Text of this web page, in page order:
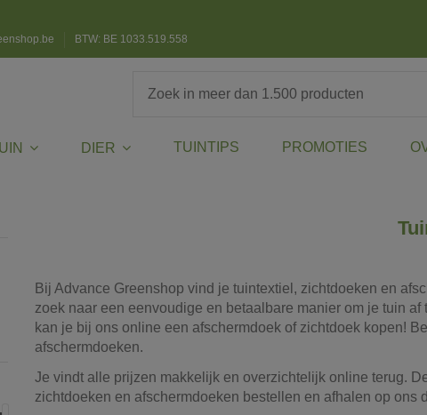
BTW: BE 1033.519.558
DIER TUINTIPS PROMOTIES
Bij Advance Greenshop vind je tuintextiel, zichtdoeken en
zoek naar een eenvoudige en betaalbare manier om je tuin
kan je bij ons online een afschermdoek of zichtdoek kopen!
afschermdoeken.
Je vindt alle prijzen makkelijk en overzichtelijk online terug.
zichtdoeken en afschermdoeken bestellen en afhalen op ons